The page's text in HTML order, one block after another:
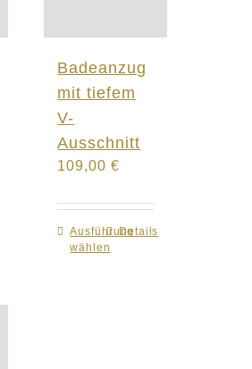
Badeanzug
mit tiefem
V-
Ausschnitt
109,00 €
Ausführung
wählen
Dieses
Produkt
Details